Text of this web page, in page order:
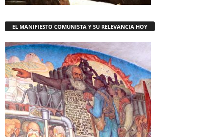
EL MANIFIESTO COMUNISTA Y SU RELEVANCIA HOY